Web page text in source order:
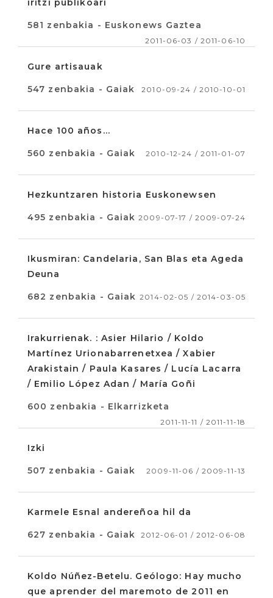
iritzi publikoari
581 zenbakia - Euskonews Gaztea
2011-06-03 / 2011-06-10
Gure artisauak
547 zenbakia - Gaiak 2010-09-24 / 2010-10-01
Hace 100 años...
560 zenbakia - Gaiak 2010-12-24 / 2011-01-07
Hezkuntzaren historia Euskonewsen
495 zenbakia - Gaiak 2009-07-17 / 2009-07-24
Ikusmiran: Candelaria, San Blas eta Ageda
Deuna
682 zenbakia - Gaiak 2014-02-05 / 2014-03-05
Irakurrienak. : Asier Hilario / Koldo
Martínez Urionabarrenetxea / Xabier
Arakistain / Paula Kasares / Lucía Lacarra
/ Emilio López Adan / María Goñi
600 zenbakia - Elkarrizketa
2011-11-11 / 2011-11-18
Izki
507 zenbakia - Gaiak 2009-11-06 / 2009-11-13
Karmele Esnal andereñoa hil da
627 zenbakia - Gaiak 2012-06-01 / 2012-06-08
Koldo Núñez-Betelu. Geólogo: Hay mucho
que aprender del maremoto de 2011 en